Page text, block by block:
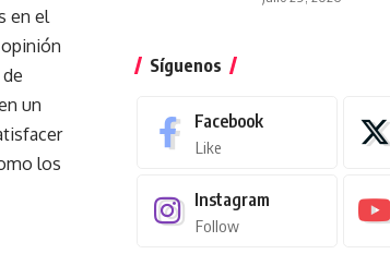
en el
un
los
Síguenos
Facebook
Like
Instagram
Follow